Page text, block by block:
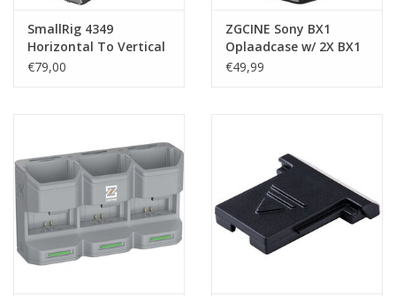
SmallRig 4349
Horizontal To Vertical
Mount Plate Kit For
€79,00
ZGCINE Sony BX1
Oplaadcase w/ 2X BX1
Battery (PS-BX1-K2)
€49,99